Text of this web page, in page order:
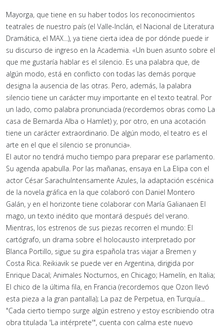
Mayorga, que tiene en su haber todos los reconocimientos
teatrales de nuestro país (el Valle-Inclán, el Nacional de Literatura
Dramática, el MAX...), ya tiene cierta idea de por dónde puede ir
su discurso de ingreso en la Academia. «Un buen asunto sobre el
que me gustaría hablar es el silencio. Es una palabra que, de
algún modo, está en conflicto con todas las demás porque
designa la ausencia de las otras. Pero, además, la palabra
silencio tiene un carácter muy importante en el texto teatral. Por
un lado, como palabra pronunciada (recordemos obras como La
casa de Bernarda Alba o Hamlet) y, por otro, en una acotación
tiene un carácter extraordinario. De algún modo, el teatro es el
arte en el que el silencio se pronuncia».
El autor no tendrá mucho tiempo para preparar ese parlamento.
Su agenda apabulla. Por las mañanas, ensaya en La Elipa con el
actor César SarachuIntensamente Azules, la adaptación escénica
de la novela gráfica en la que colaboró con Daniel Montero
Galán, y en el horizonte tiene colaborar con María Galianaen El
mago, un texto inédito que montará después del verano.
Mientras, los estrenos de sus piezas recorren el mundo: El
cartógrafo, un drama sobre el holocausto interpretado por
Blanca Portillo, sigue su gira española tras viajar a Bremen y
Costa Rica. Reikiavik se puede ver en Argentina, dirigida por
Enrique Dacal; Animales Nocturnos, en Chicago; Hamelín, en Italia;
El chico de la última fila, en Francia (recordemos que Ozon llevó
esta pieza a la gran pantalla); La paz de Perpetua, en Turquía...
"Cada cierto tiempo surge algún estreno y estoy escribiendo otra
obra titulada 'La intérprete'", cuenta con calma este nuevo